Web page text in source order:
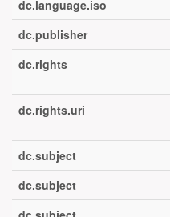
dc.language.iso
dc.publisher
dc.rights
dc.rights.uri
dc.subject
dc.subject